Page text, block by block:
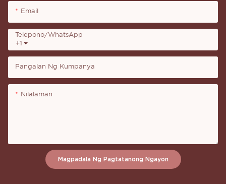
Email
+1
Telepono/whatsApp
Pangalan Ng Kumpanya
Nilalaman
Magpadala Ng Pagtatanong Ngayon